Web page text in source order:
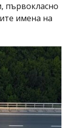
първокласно
имена на